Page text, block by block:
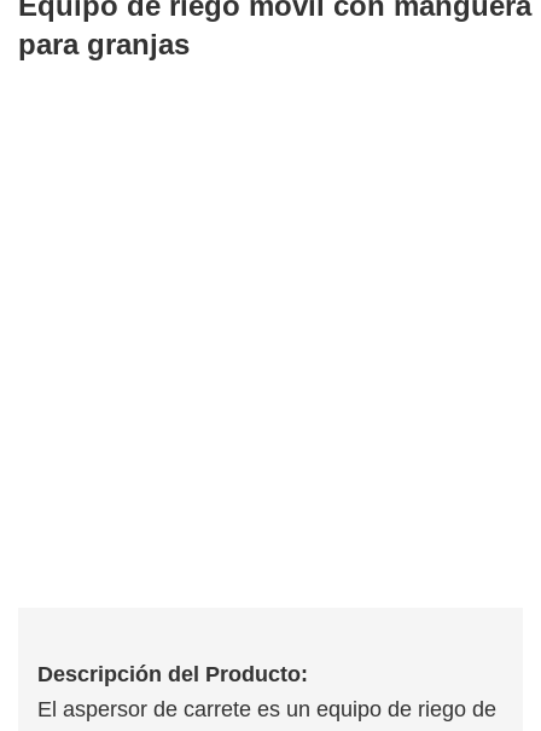
para granjas
Descripción del Producto:
El aspersor de carrete es un equipo de riego de